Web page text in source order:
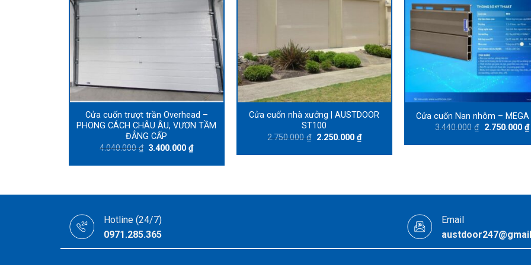
Cửa cuốn trượt trần Overhead –
PHONG CÁCH CHÂU ÂU, VƯƠN TẦM
ĐẲNG CẤP
4.040.000₫ Original
was:
3.400.000₫Current
price
is:
Cửa cuốn nhà xưởng | AUSTDOOR
ST100
2.750.000₫ Original
was:
2.250.000 ₫Current
price
is:
Cửa cuốn Nan nhôm – MEGA
3.440.000₫ Original
was:
2.750.000 ₫
Hotline (24/7)
0971.285.365
Email